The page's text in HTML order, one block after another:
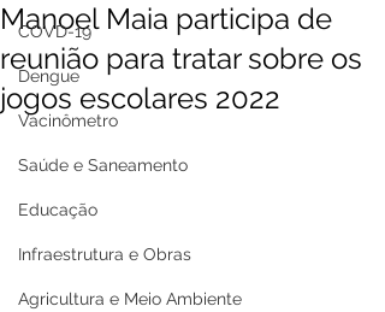
COVD-19
Dengue
Vacinômetro
Saúde e Saneamento
Educação
Infraestrutura e Obras
Agricultura e Meio Ambiente
Manoel Maia participa de
reunião para tratar sobre os
jogos escolares 2022